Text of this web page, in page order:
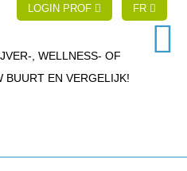
LOGIN PROF FR
, WELLNESS- OF
BUURT EN VERGELIJK!